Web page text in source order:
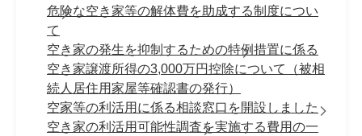
危険な空き家等の解体費を助成する制度につい
て
空き家の発生を抑制するための特例措置に係る
空き家譲渡所得の3,000万円控除について（被相
続人居住用家屋等確認書の発行）
空家等の利活用に係る相談窓口を開設しました
空き家の利活用可能性調査を実施する費用の一